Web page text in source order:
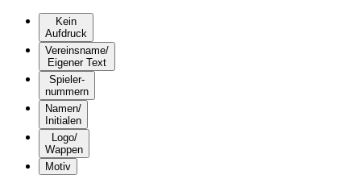
Kein
Aufdruck
Vereinsname/
Eigener Text
Spieler-
nummern
Namen/
Initialen
Logo/
Wappen
Motiv